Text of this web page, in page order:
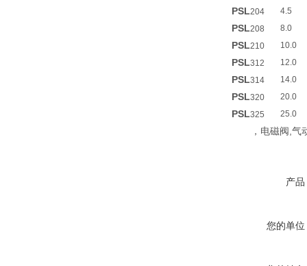
PSL204 4.5
PSL208 8.0
PSL210 10.0
PSL312 12.0
PSL314 14.0
PSL320 20.0
PSL325 25.0
，电磁阀,气动
产品
您的单位